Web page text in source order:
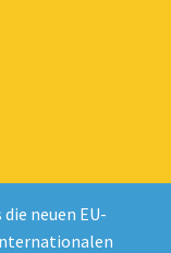
neuen EU-